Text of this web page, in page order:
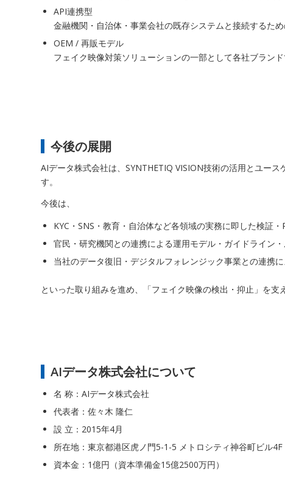
API連携型
金融機関・自治体・事業会社の既存システムと接続するた
OEM / 再販モデル
フェイク映像対策ソリューションの一部として各社ブラン
今後の展開
AIデータ株式会社は、SYNTHETIQ VISION技術の活用とユー
す。
今後は、
KYC・SNS・教育・自治体など各領域の実務に即した検証
官民・研究機関との連携による運用モデル・ガイドライン
当社のデータ復旧・デジタルフォレンジック事業との連携
といった取り組みを進め、「フェイク映像の検出・抑止」を
AIデータ株式会社について
名 称：AIデータ株式会社
代表者：佐々木 隆仁
設 立：2015年4月
所在地：東京都港区虎ノ門5-1-5 メトロシティ神谷町ビル4F
資本金：1億円（資本準備金15億2500万円）